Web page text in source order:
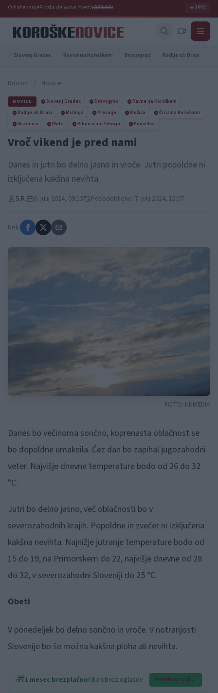
OglaševanjeProsta delovna mestaOGLASI ☀️19°C
Slovenj Gradec Ravne na Koroškem Dravograd Radlje ob Dravi
Domov / Novice
NOVICE Slovenj Gradec Dravograd
Ravne na Koroškem
Radlje ob Dravi
Mislinja Prevalje Mežica
Črna na Koroškem
Vuzenica
Muta Ribnica na Pohorju Podvelka
Vroč vikend je pred nami
Danes in jutri bo delno jasno in vroče. Jutri popoldne ni
izključena kakšna nevihta.
S.R. 6. julij 2024, 09:13 Posodobljeno: 7. julij 2024, 15:07
Deli:
FOTO: KNMEDIA
Danes bo večinoma sončno, koprenasta oblačnost se
bo dopoldne umaknila. Čez dan bo zapihal jugozahodni
veter. Najvišje dnevne temperature bodo od 26 do 32
°C.
Jutri bo delno jasno, več oblačnosti bo v
severozahodnih krajih. Popoldne in zvečer ni izključena
kakšna nevihta. Najnižje jutranje temperature bodo od
15 do 19, na Primorskem do 22, najvišje dnevne od 28
do 32, v severozahodni Sloveniji do 25 °C.
Obeti
V ponedeljek bo delno sončno in vroče. V notranjosti
Slovenije bo še možna kakšna ploha ali nevihta.
🎁1 mesec brezplačno! Beri brez oglasov Preizkusi zdaj